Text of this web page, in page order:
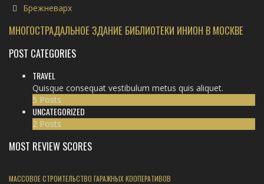
Брежневарх
МНОГОСТРАДАЛЬНОЕ ЗДАНИЕ БИБЛИОТЕКИ ИНИОН В МОСКВЕ
POST CATEGORIES
TRAVEL
Quisque consequat vestibulum metus quis aliquet.
5 Posts
UNCATEGORIZED
2 Posts
MOST REVIEW SCORES
МАССОВОЕ СТРОИТЕЛЬСТВО ГАРАЖНЫХ КООПЕРАТИВОВ